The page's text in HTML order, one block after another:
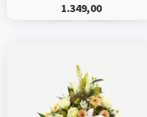
1.349,00